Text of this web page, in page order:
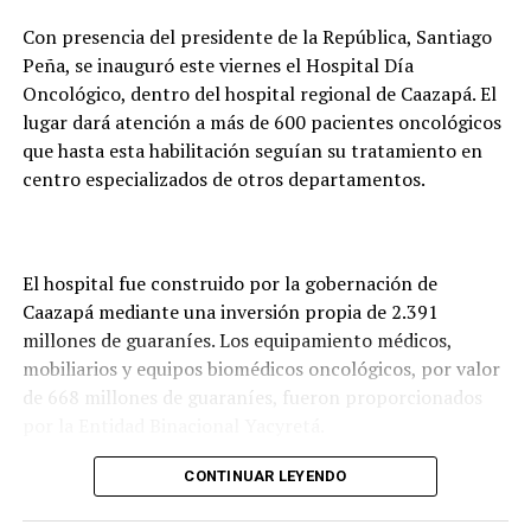
Con presencia del presidente de la República, Santiago
Peña, se inauguró este viernes el Hospital Día
Oncológico, dentro del hospital regional de Caazapá. El
lugar dará atención a más de 600 pacientes oncológicos
que hasta esta habilitación seguían su tratamiento en
centro especializados de otros departamentos.
El hospital fue construido por la gobernación de
Caazapá mediante una inversión propia de 2.391
millones de guaraníes. Los equipamiento médicos,
mobiliarios y equipos biomédicos oncológicos, por valor
de 668 millones de guaraníes, fueron proporcionados
Así también, el Gobierno Nacional, a través del
CONTINUAR LEYENDO